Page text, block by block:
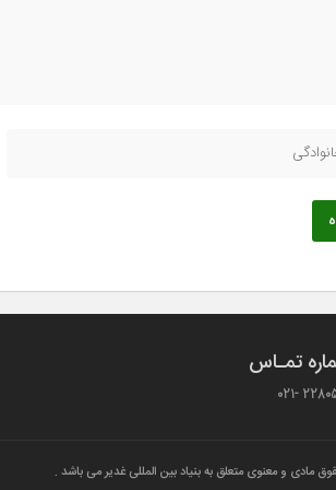
تمـاس
مادی و معنوی متعلق به بنیاد بین المللی غدیر می باشد .